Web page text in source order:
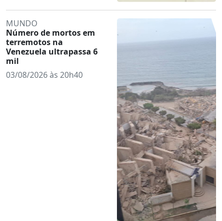
MUNDO
Número de mortos em
terremotos na
Venezuela ultrapassa 6
mil
03/08/2026 às 20h40